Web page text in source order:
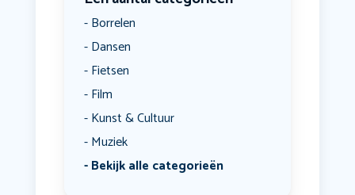
Borrelen
Dansen
Fietsen
Film
Kunst & Cultuur
Muziek
Bekijk alle categorieën